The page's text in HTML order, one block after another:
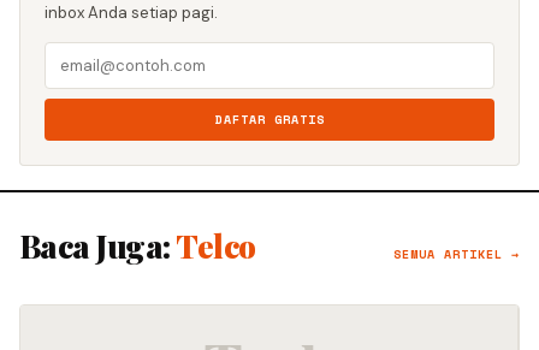
inbox Anda setiap pagi.
DAFTAR GRATIS
Baca Juga:Telco SEMUA ARTIKEL →